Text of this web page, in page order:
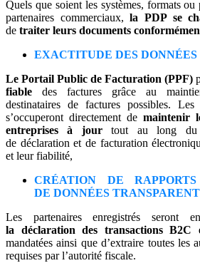
Quels que soient les systèmes, formats ou
partenaires commerciaux, la PDP se
de traiter leurs documents
EXACTITUDE DES DONNÉES
Le Portail Public de Facturation (PPF)
fiable des factures grâce au
destinataires de factures possibles. Les
s’occuperont directement de maintenir
entreprises à jourtout au long du
de déclaration et de facturation
et leur fiabilité,
CRÉATION DE
DE DONNÉES
Les partenaires enregistrés seront
la déclaration des transactions B2C
mandatées ainsi que d’extraire toutes les
requises par l’autorité fiscale.